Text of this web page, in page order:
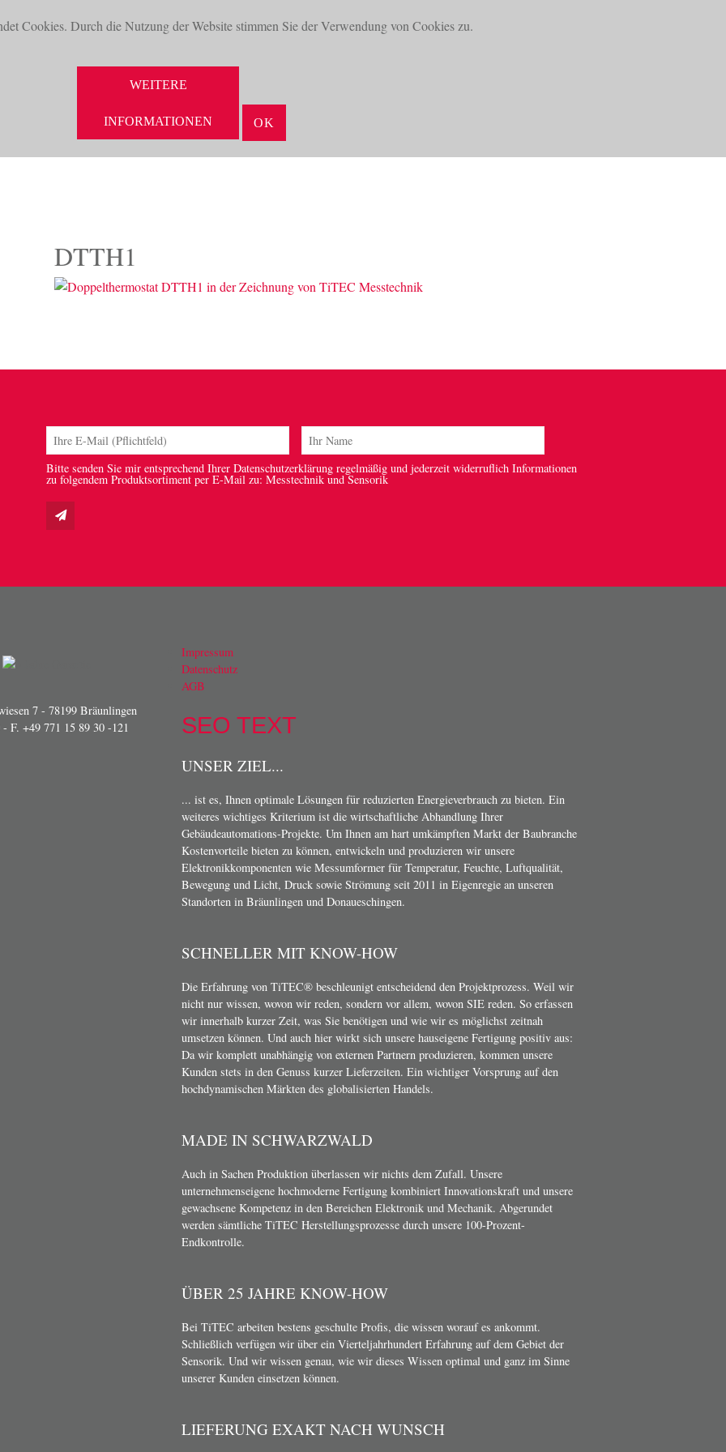
Cookies. Durch die Nutzung der Website stimmen Sie der Verwendung von Cookies zu.
WEITERE
INFORMATIONEN OK
SUCHE
DTTH1
Bitte senden Sie mir entsprechend Ihrer Datenschutzerklärung regelmäßig und jederzeit widerruflich Informationen
zu folgendem Produktsortiment per E-Mail zu: Messtechnik und Sensorik
7 - 78199 Bräunlingen
- F. +49 771 15 89 30 -121
Impressum
Datenschutz
AGB
SEO TEXT
UNSER ZIEL...
... ist es, Ihnen optimale Lösungen für reduzierten Energieverbrauch zu bieten. Ein
weiteres wichtiges Kriterium ist die wirtschaftliche Abhandlung Ihrer
Gebäudeautomations-Projekte. Um Ihnen am hart umkämpften Markt der Baubranche
Kostenvorteile bieten zu können, entwickeln und produzieren wir unsere
Elektronikkomponenten wie Messumformer für Temperatur, Feuchte, Luftqualität,
Bewegung und Licht, Druck sowie Strömung seit 2011 in Eigenregie an unseren
Standorten in Bräunlingen und Donaueschingen.
SCHNELLER MIT KNOW-HOW
Die Erfahrung von TiTEC® beschleunigt entscheidend den Projektprozess. Weil wir
nicht nur wissen, wovon wir reden, sondern vor allem, wovon SIE reden. So erfassen
wir innerhalb kurzer Zeit, was Sie benötigen und wie wir es möglichst zeitnah
umsetzen können. Und auch hier wirkt sich unsere hauseigene Fertigung positiv aus:
Da wir komplett unabhängig von externen Partnern produzieren, kommen unsere
Kunden stets in den Genuss kurzer Lieferzeiten. Ein wichtiger Vorsprung auf den
hochdynamischen Märkten des globalisierten Handels.
MADE IN SCHWARZWALD
Auch in Sachen Produktion überlassen wir nichts dem Zufall. Unsere
unternehmenseigene hochmoderne Fertigung kombiniert Innovationskraft und unsere
gewachsene Kompetenz in den Bereichen Elektronik und Mechanik. Abgerundet
werden sämtliche TiTEC Herstellungsprozesse durch unsere 100-Prozent-
Endkontrolle.
ÜBER 25 JAHRE KNOW-HOW
Bei TiTEC arbeiten bestens geschulte Profis, die wissen worauf es ankommt.
Schließlich verfügen wir über ein Vierteljahrhundert Erfahrung auf dem Gebiet der
Sensorik. Und wir wissen genau, wie wir dieses Wissen optimal und ganz im Sinne
unserer Kunden einsetzen können.
LIEFERUNG EXAKT NACH WUNSCH